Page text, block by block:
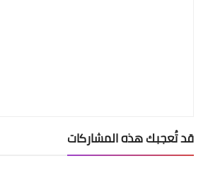
قد تُعجبك هذه المشاركات